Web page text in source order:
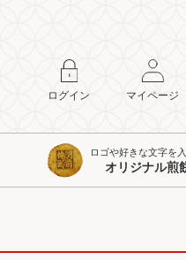
ログイン マイページ
ロゴや好きな文字を
オリジナル煎